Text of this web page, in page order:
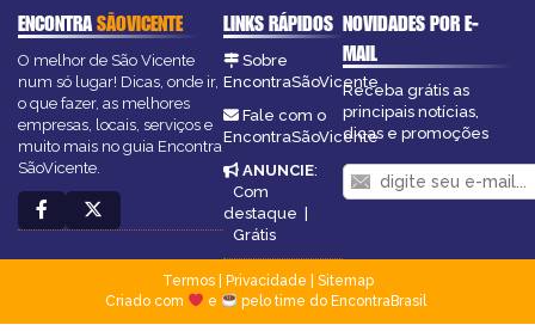
ENCONTRASÃOVICENTE
O melhor de São Vicente
num só lugar! Dicas, onde ir,
o que fazer, as melhores
empresas, locais, serviços e
muito mais no guia Encontra
SãoVicente.
LINKS RÁPIDOS
Sobre
EncontraSãoVicente
Fale com o
EncontraSãoVicente
ANUNCIE:
Com
destaque
Grátis
NOVIDADES POR E-
MAIL
Receba grátis as
principais notícias,
dicas e promoções
Termos| Privacidade
Sitemap
Criado com
e pelo time do EncontraBrasil